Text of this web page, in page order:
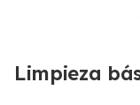
Limpieza